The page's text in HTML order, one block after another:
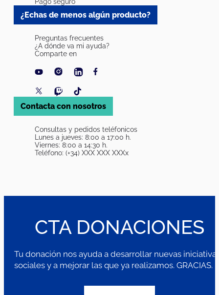
¿Echas de menos algún producto?
Preguntas frecuentes
¿A dónde va mi ayuda?
Comparte en
Contacta con nosotros
Consultas y pedidos teléfonicos
Lunes a jueves: 8:00 a 17:00 h.
Viernes: 8:00 a 14:30 h.
Teléfono: (+34) XXX XXX XXXx
CTA DONACIONES
Tu donación nos ayuda a desarrollar nuevas
sociales y a mejorar las que ya realizamos. GRACIAS.